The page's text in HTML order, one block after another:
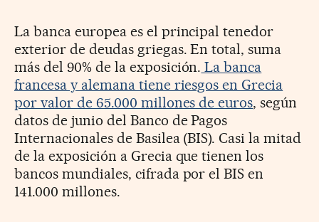
La banca europea es el principal tenedor
exterior de deudas griegas. En total, suma
más del 90% de la exposición. La banca
francesa y alemana tiene riesgos en Grecia
por valor de 65.000 millones de euros, según
datos de junio del Banco de Pagos
Internacionales de Basilea (BIS). Casi la mitad
de la exposición a Grecia que tienen los
bancos mundiales, cifrada por el BIS en
141.000 millones.